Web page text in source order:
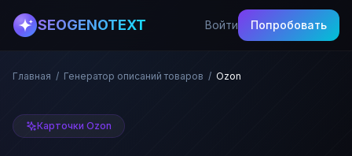
SEOGENOTEXT Войти Попробовать
Главная / Генератор описаний товаров / Ozon
Карточки Ozon